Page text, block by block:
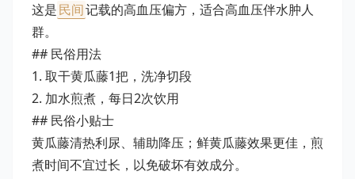
这是民间记载的高血压偏方，适合高血压伴水肿人
群。
## 民俗用法
1. 取干黄瓜藤1把，洗净切段
2. 加水煎煮，每日2次饮用
## 民俗小贴士
黄瓜藤清热利尿、辅助降压；鲜黄瓜藤效果更佳，煎
煮时间不宜过长，以免破坏有效成分。